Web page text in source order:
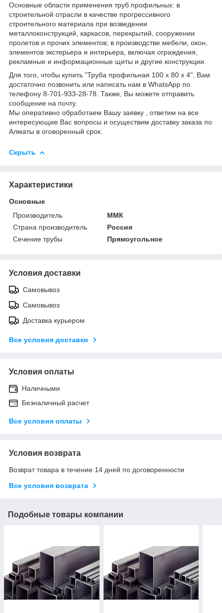
Основные области применения труб профильных: в
строительной отрасли в качестве прогрессивного
строительного материала при возведении
металлоконструкций, каркасов, перекрытий, сооружении
пролетов и прочих элементов; в производстве мебели, окон,
элементов экстерьера и интерьера, включая ограждения,
рекламные и информационные щиты и другие конструкции.
Для того, чтобы купить "Труба профильная 100 х 80 х 4", Вам
достаточно позвонить или написать нам в WhatsApp по
телефону 8-701-933-28-78. Также, Вы можете отправить
сообщение на почту.
Мы оперативно обработаем Вашу заявку , ответим на все
интересующие Вас вопросы и осуществим доставку заказа по
Алматы в оговоренный срок.
Скрыть
Характеристики
Основные
Производитель
ММК
Страна производитель
Россия
Сечение трубы
Прямоугольное
Условия доставки
Самовывоз
Самовывоз
Доставка курьером
Все условия доставки
Условия оплаты
Наличными
Безналичный расчет
Все условия оплаты
Условия возврата
Возврат товара в течение 14 дней по договоренности
Все условия возврата
Подобные товары компании